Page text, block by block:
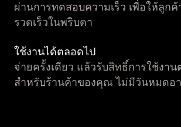
ผ่านการทดสอบความเร็ว เพื่อให้ลูกค้
รวดเร็วในพริบตา
ใช้งานได้ตลอดไป
จ่ายครั้งเดียว แล้วรับสิทธิ์การใช้งา
สำหรับร้านค้าของคุณ ไม่มีวันหมดอ